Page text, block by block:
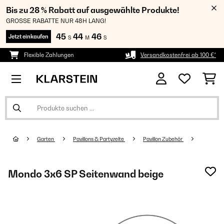
Bis zu 28 % Rabatt auf ausgewählte Produkte!
GROSSE RABATTE NUR 48H LANG!
Jetzt einkaufen 45 S 44 M 45 S
Flexible Zahlungen Versandkostenfrei ab 100 €*
Garten Pavillons & Partyzelte Pavillon Zubehör
Mondo 3x6 SP Seitenwand beige